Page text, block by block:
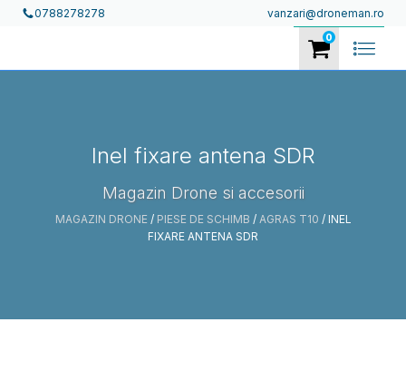
0788278278 vanzari@droneman.ro
0
Inel fixare antena SDR
Magazin Drone si accesorii
MAGAZIN DRONE / PIESE DE SCHIMB / AGRAS T10 / INEL
FIXARE ANTENA SDR